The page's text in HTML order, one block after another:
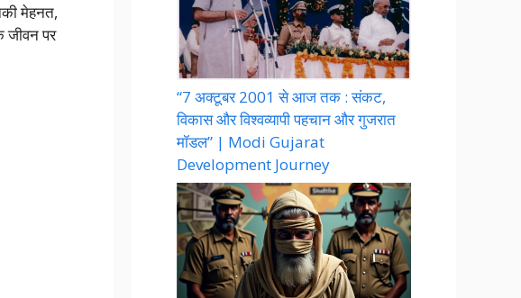
मेहनत,
जीवन पर
“7 अक्टूबर 2001 से आज तक : संकट,
विकास और विश्वव्यापी पहचान और गुजरात
मॉडल” | Modi Gujarat
Development Journey